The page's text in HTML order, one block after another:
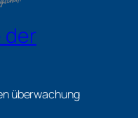
der
überwachung